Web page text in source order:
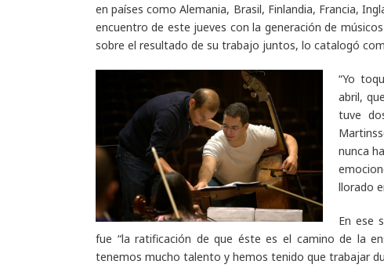
en países como Alemania, Brasil, Finlandia, Francia,
encuentro de este jueves con la generación de
sobre el resultado de su trabajo juntos, lo catalogó
“Yo
abril,
tuve
nunca
llorado
En ese
fue “la ratificación de que éste es el camino de la
tenemos mucho talento y hemos tenido que trabajar